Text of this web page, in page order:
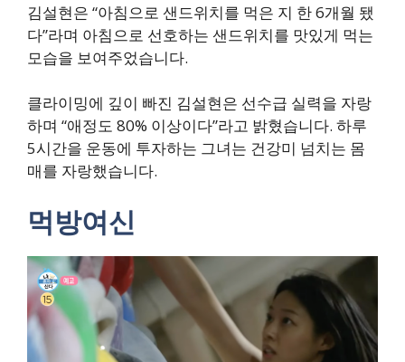
김설현은 “아침으로 샌드위치를 먹은 지 한 6개월 됐
다”라며 아침으로 선호하는 샌드위치를 맛있게 먹는
모습을 보여주었습니다.
클라이밍에 깊이 빠진 김설현은 선수급 실력을 자랑
하며 “애정도 80% 이상이다”라고 밝혔습니다. 하루
5시간을 운동에 투자하는 그녀는 건강미 넘치는 몸
매를 자랑했습니다.
먹방여신